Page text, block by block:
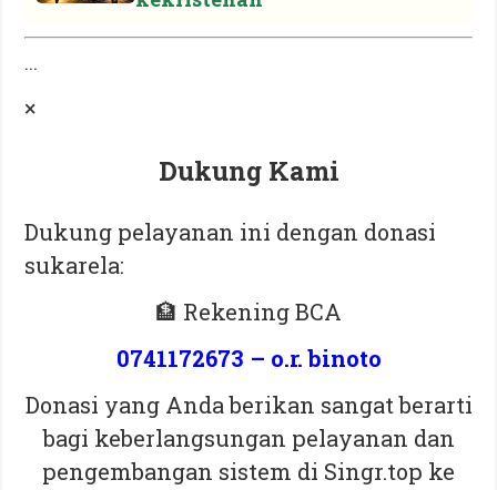
...
×
Dukung Kami
Dukung pelayanan ini dengan donasi
sukarela:
🏦 Rekening BCA
0741172673 – o.r. binoto
Donasi yang Anda berikan sangat berarti
bagi keberlangsungan pelayanan dan
pengembangan sistem di Singr.top ke